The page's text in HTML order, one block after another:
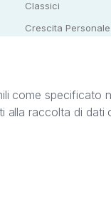
Classici
Crescita Personale
StreetLib
come specificato
alla raccolta di dati